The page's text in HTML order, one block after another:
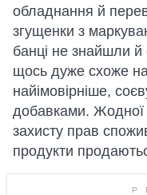
обладнання й
згущенки з
банці не знайшли й
щось дуже схоже
найімовірніше,
добавками. Жодної
захисту прав
продукти